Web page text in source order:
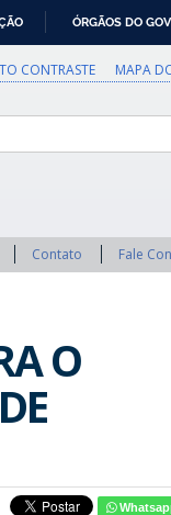
ÓRGÃOS DO
CONTRASTE MAPA
Contato Fale
O